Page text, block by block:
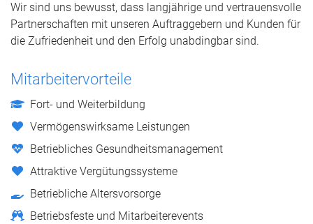
Wir sind uns bewusst, dass langjährige und vertrauensvolle
Partnerschaften mit unseren Auftraggebern und Kunden für
die Zufriedenheit und den Erfolg unabdingbar sind.
Mitarbeitervorteile
Fort- und Weiterbildung
Vermögenswirksame Leistungen
Betriebliches Gesundheitsmanagement
Attraktive Vergütungssysteme
Betriebliche Altersvorsorge
Betriebsfeste und Mitarbeiterevents